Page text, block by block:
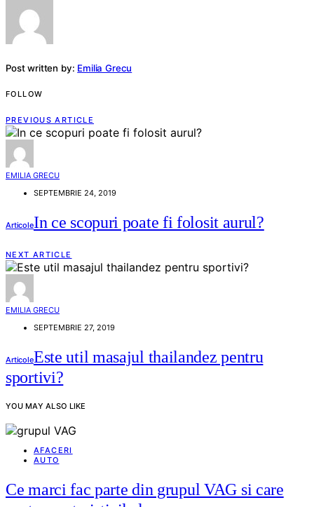
Post written by: Emilia Grecu
FOLLOW
PREVIOUS ARTICLE
EMILIA GRECU
SEPTEMBRIE 24, 2019
ArticoleIn ce scopuri poate fi folosit aurul?
NEXT ARTICLE
EMILIA GRECU
SEPTEMBRIE 27, 2019
ArticoleEste util masajul thailandez pentru
sportivi?
YOU MAY ALSO LIKE
AFACERI
AUTO
Ce marci fac parte din grupul VAG si care